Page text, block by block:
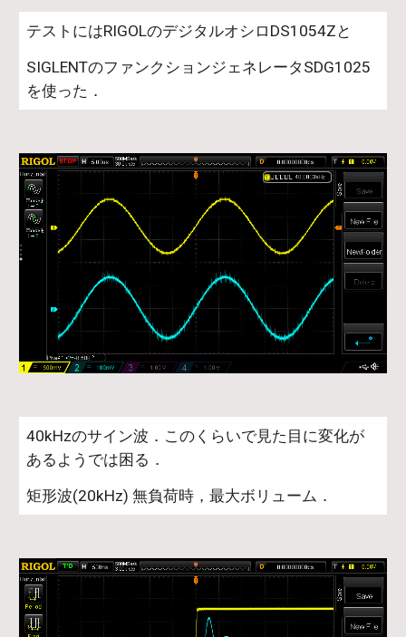
テストにはRIGOLのデジタルオシロDS1054Zと
SIGLENTのファンクションジェネレータSDG1025
を使った．
40kHzのサイン波．このくらいで見た目に変化が
あるようでは困る．
矩形波(20kHz) 無負荷時，最大ボリューム．